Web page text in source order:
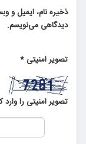
ذخیره نام، ایمیل و
دیدگاهی می‌نویسم.
تصویر امنیتی *
تصویر امنیتی را وارد